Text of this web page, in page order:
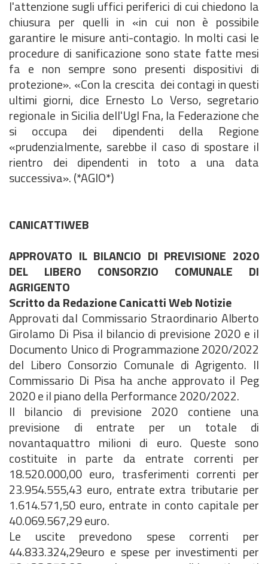
l'attenzione sugli uffici periferici di cui chiedono la
chiusura per quelli in «in cui non è possibile
garantire le misure anti-contagio. In molti casi le
procedure di sanificazione sono state fatte mesi
fa e non sempre sono presenti dispositivi di
protezione». «Con la crescita dei contagi in questi
ultimi giorni, dice Ernesto Lo Verso, segretario
regionale in Sicilia dell'Ugl Fna, la Federazione che
si occupa dei dipendenti della Regione
«prudenzialmente, sarebbe il caso di spostare il
rientro dei dipendenti in toto a una data
successiva». (*AGIO*)
CANICATTIWEB
APPROVATO IL BILANCIO DI PREVISIONE 2020
DEL LIBERO CONSORZIO COMUNALE DI
AGRIGENTO
Scritto da Redazione Canicatti Web Notizie
Approvati dal Commissario Straordinario Alberto
Girolamo Di Pisa il bilancio di previsione 2020 e il
Documento Unico di Programmazione 2020/2022
del Libero Consorzio Comunale di Agrigento. Il
Commissario Di Pisa ha anche approvato il Peg
2020 e il piano della Performance 2020/2022.
Il bilancio di previsione 2020 contiene una
previsione di entrate per un totale di
novantaquattro milioni di euro. Queste sono
costituite in parte da entrate correnti per
18.520.000,00 euro, trasferimenti correnti per
23.954.555,43 euro, entrate extra tributarie per
1.614.571,50 euro, entrate in conto capitale per
40.069.567,29 euro.
Le uscite prevedono spese correnti per
44.833.324,29euro e spese per investimenti per